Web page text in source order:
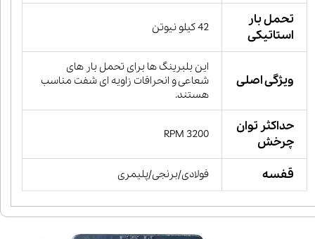
تحمل بار
استاتیکی
42 کیلو نیوتن
ویژگی اصلی
این بلبرینگ ها برای تحمل بار های
شعاعی و انحرافات زاویه ای شفت مناسب
هستند.
حداکثر توان
چرخش
3200 RPM
قفسه فولادی/برنجی/پلیمری